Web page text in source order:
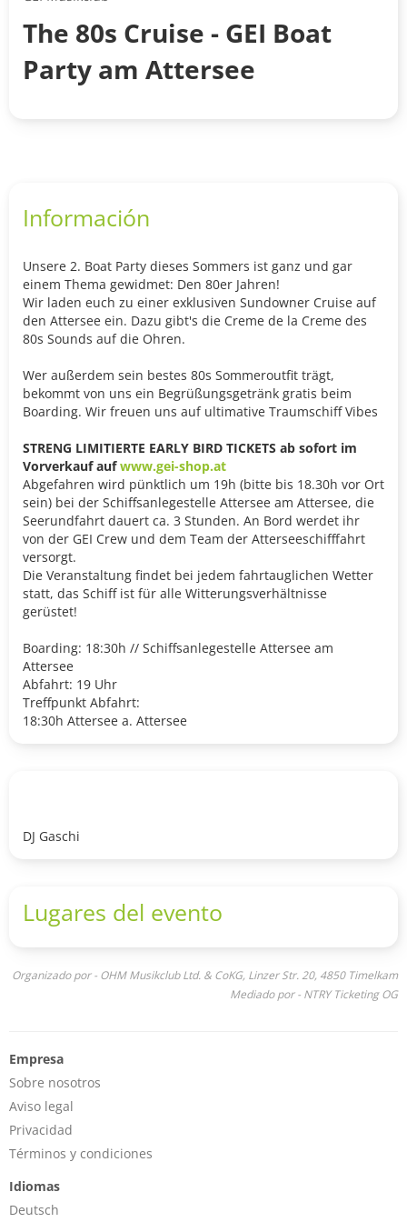
The 80s Cruise - GEI Boat
Party am Attersee
Información
Unsere 2. Boat Party dieses Sommers ist ganz und gar
einem Thema gewidmet: Den 80er Jahren!
Wir laden euch zu einer exklusiven Sundowner Cruise auf
den Attersee ein. Dazu gibt's die Creme de la Creme des
80s Sounds auf die Ohren.
Wer außerdem sein bestes 80s Sommeroutfit trägt,
bekommt von uns ein Begrüßungsgetränk gratis beim
Boarding. Wir freuen uns auf ultimative Traumschiff Vibes
STRENG LIMITIERTE EARLY BIRD TICKETS ab sofort im
Vorverkauf aufwww.gei-shop.at
Abgefahren wird pünktlich um 19h (bitte bis 18.30h vor Ort
sein) bei der Schiffsanlegestelle Attersee am Attersee, die
Seerundfahrt dauert ca. 3 Stunden. An Bord werdet ihr
von der GEI Crew und dem Team der Atterseeschifffahrt
versorgt.
Die Veranstaltung findet bei jedem fahrtauglichen Wetter
statt, das Schiff ist für alle Witterungsverhältnisse
gerüstet!
Boarding: 18:30h // Schiffsanlegestelle Attersee am
Attersee
Abfahrt: 19 Uhr
Treffpunkt Abfahrt:
18:30h Attersee a. Attersee
DJ Gaschi
Lugares del evento
Organizado por - OHM Musikclub Ltd. & CoKG, Linzer Str. 20, 4850 Timelkam
Mediado por - NTRY Ticketing OG
Empresa
Sobre nosotros
Aviso legal
Privacidad
Términos y condiciones
Idiomas
Deutsch